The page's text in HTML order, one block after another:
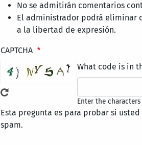
No se admitirán comentarios
El administrador podrá eliminar
a la libertad de expresión.
CAPTCHA
What code is in
Enter the
Esta pregunta es para probar si
spam.